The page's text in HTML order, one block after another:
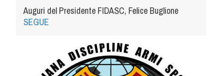
Auguri del Presidente FIDASC, Felice Buglione
SEGUE
English e Training Sporting
Tiro con l'arco da caccia